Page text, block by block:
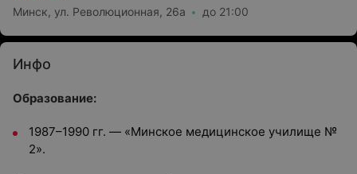
Минск, ул. Революционная, 26а до 21:00
Инфо
Образование:
1987–1990 гг. — «Минское медицинское училище №
2».